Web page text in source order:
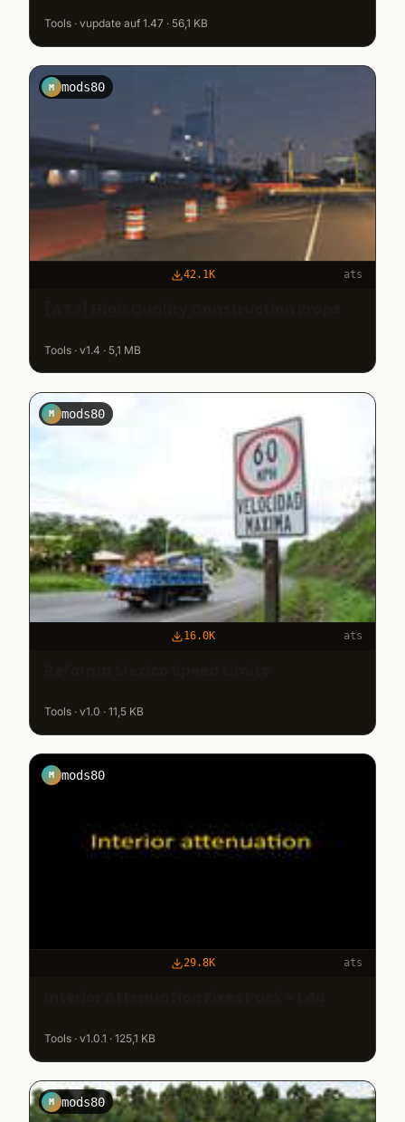
Tools · vupdate auf 1.47 · 56,1 KB
M mods80
42.1K ats
Tools · v1.4 · 5,1 MB
M mods80
16.0K ats
Tools · v1.0 · 11,5 KB
M mods80
29.8K ats
Tools · v1.0.1 · 125,1 KB
M mods80